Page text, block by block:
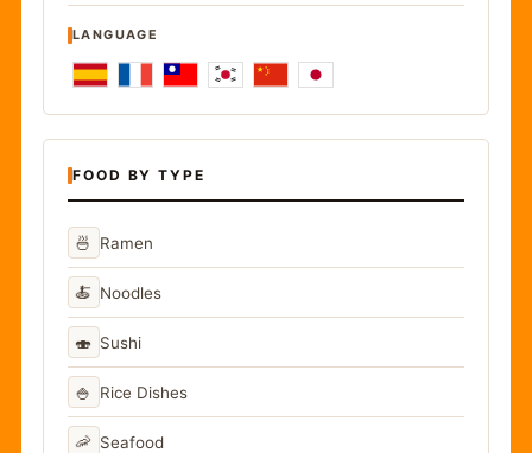
LANGUAGE
FOOD BY TYPE
🍜 Ramen
🍝 Noodles
🍣 Sushi
🍚 Rice Dishes
🦐 Seafood